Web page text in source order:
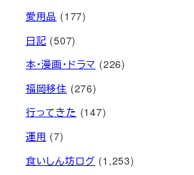
愛用品 (177)
日記 (507)
本・漫画・ドラマ (226)
福岡移住 (276)
行ってきた (147)
運用 (7)
食いしん坊ログ (1,253)